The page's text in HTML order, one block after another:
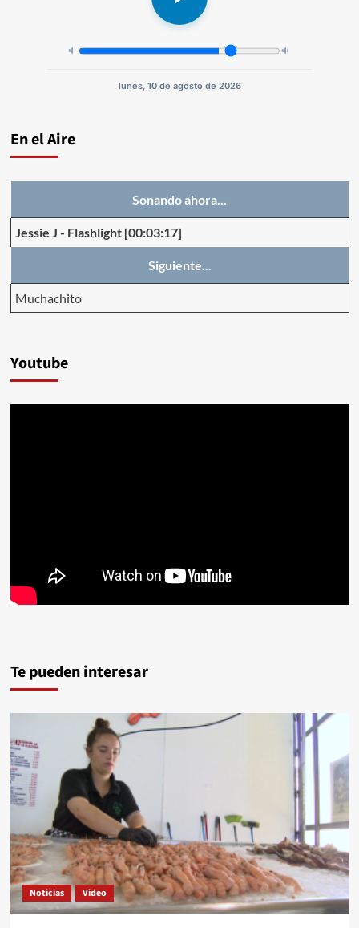
lunes, 10 de agosto de 2026
En el Aire
Sonando ahora...
Jessie J - Flashlight [00:03:17]
Siguiente...
Muchachito
Youtube
Te pueden interesar
Noticias Video